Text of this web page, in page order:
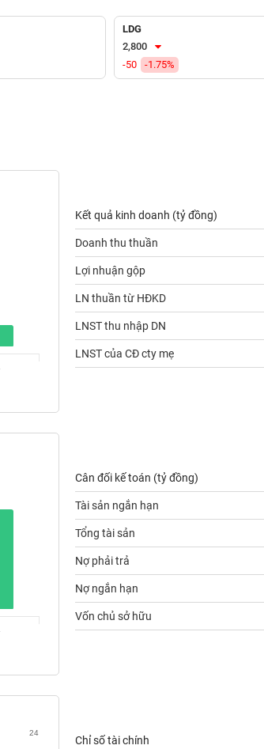
LDG
2,800
-50
-1.75%
Kết quả kinh doanh (tỷ đồng)
Doanh thu thuần
Lợi nhuận gộp
LN thuần từ HĐKD
LNST thu nhập DN
LNST của CĐ cty mẹ
Cân đối kế toán (tỷ đồng)
Tài sản ngắn hạn
Tổng tài sản
Nợ phải trả
Nợ ngắn hạn
Vốn chủ sở hữu
24
Chỉ số tài chính